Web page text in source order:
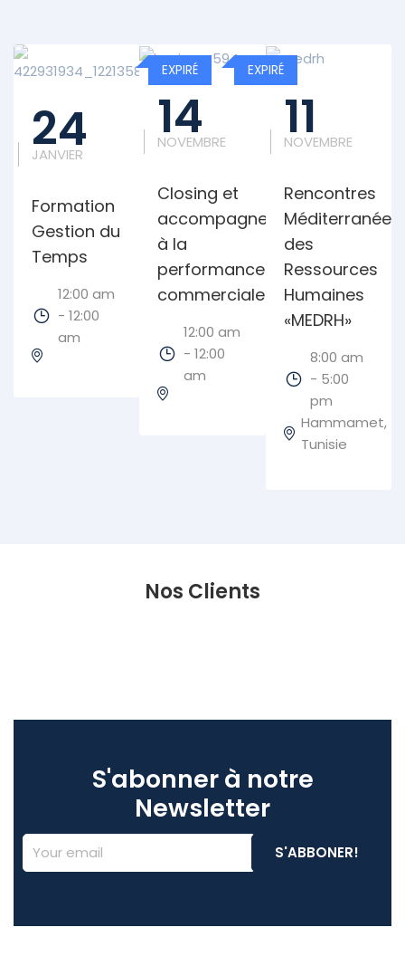
24
JANVIER
Formation
Gestion du
Temps
12:00 am
- 12:00
am
EXPIRÉ
14
NOVEMBRE
Closing et
accompagnement
à la
performance
commerciale
12:00 am
- 12:00
am
EXPIRÉ
11
NOVEMBRE
Rencontres
des
Ressources
Humaines
«MEDRH»
8:00 am
- 5:00
pm
Hammamet,
Tunisie
Nos Clients
S'abonner à notre
Newsletter